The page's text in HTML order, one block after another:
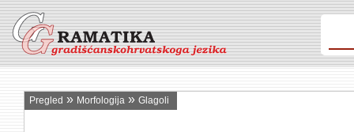
Pregled » Morfologija » Glagoli